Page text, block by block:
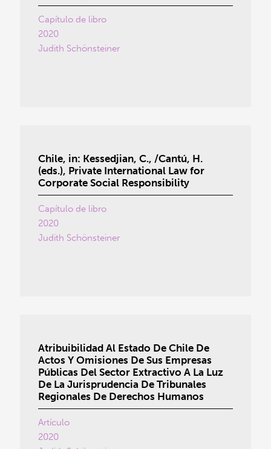
Capítulo de libro
2020
Judith Schönsteiner
Chile, in: Kessedjian, C., /Cantú, H.
(eds.), Private International Law for
Corporate Social Responsibility
Capítulo de libro
2020
Judith Schönsteiner
Atribuibilidad Al Estado De Chile De
Actos Y Omisiones De Sus Empresas
Públicas Del Sector Extractivo A La Luz
De La Jurisprudencia De Tribunales
Regionales De Derechos Humanos
Artículo
2020